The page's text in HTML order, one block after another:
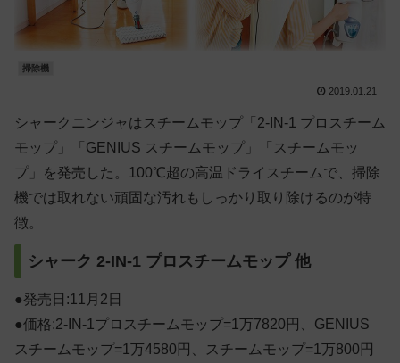
掃除機
2019.01.21
シャークニンジャはスチームモップ「2-IN-1 プロスチーム
モップ」「GENIUS スチームモップ」「スチームモッ
プ」を発売した。100℃超の高温ドライスチームで、掃除
機では取れない頑固な汚れもしっかり取り除けるのが特
徴。
シャーク 2-IN-1 プロスチームモップ他
●発売日:11月2日
●価格:2-IN-1プロスチームモップ=1万7820円、GENIUS
スチームモップ=1万4580円、スチームモップ=1万800円